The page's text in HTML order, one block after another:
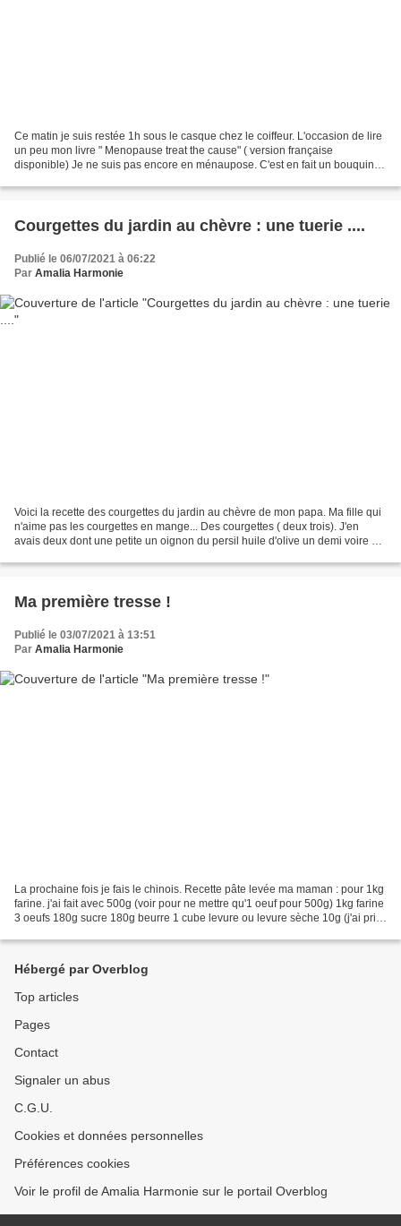
Ce matin je suis restée 1h sous le casque chez le coiffeur. L'occasion de lire
un peu mon livre " Menopause treat the cause" ( version française
disponible) Je ne suis pas encore en ménaupose. C'est en fait un bouquin
Courgettes du jardin au chèvre : une tuerie ....
Publié le 06/07/2021 à 06:22
Par Amalia Harmonie
Voici la recette des courgettes du jardin au chèvre de mon papa. Ma fille qui
n'aime pas les courgettes en mange... Des courgettes ( deux trois). J'en
avais deux dont une petite un oignon du persil huile d'olive un demi voire un
Ma première tresse !
Publié le 03/07/2021 à 13:51
Par Amalia Harmonie
La prochaine fois je fais le chinois. Recette pâte levée ma maman : pour 1kg
farine. j'ai fait avec 500g (voir pour ne mettre qu'1 oeuf pour 500g) 1kg farine
3 oeufs 180g sucre 180g beurre 1 cube levure ou levure sèche 10g (j'ai pris
Hébergé par Overblog
Top articles
Pages
Contact
Signaler un abus
C.G.U.
Cookies et données personnelles
Préférences cookies
Voir le profil de Amalia Harmonie sur le portail Overblog